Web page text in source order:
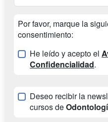
Por favor, marque la
consentimiento:
He leído y acepto el
Confidencialidad.
Deseo recibir la
cursos de